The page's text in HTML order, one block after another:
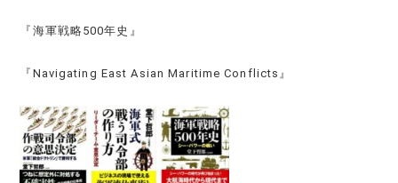
『海軍戦略500年史』
『Navigating East Asian Maritime Conflicts』